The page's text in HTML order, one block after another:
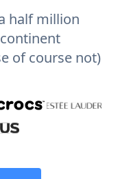
half million
of course not)